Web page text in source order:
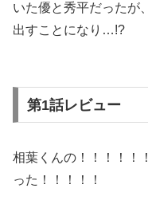
いた優と秀平だったが
出すことになり…!?
第1話レビュー
相葉くんの！！！！！
った！！！！！